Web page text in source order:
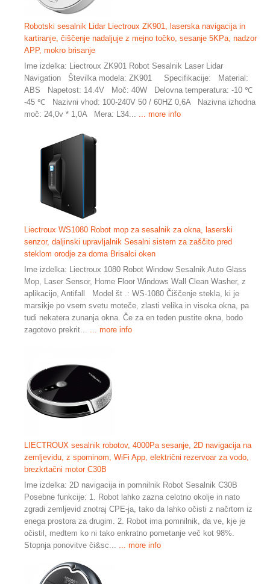
Robotski sesalnik Lidar Liectroux ZK901, laserska navigacija in
kartiranje, čiščenje nadaljuje z mejno točko, sesanje 5KPa, nadzor
APP, mokro brisanje
Ime izdelka: Liectroux ZK901 Robot Sesalnik Laser Lidar
Navigation Številka modela: ZK901 Specifikacije: Material:
ABS Napetost: 14.4V Moč: 40W Delovna temperatura: -10 ℃
-45 ℃ Nazivni vhod: 100-240V 50 / 60HZ 0,6A Nazivna izhodna
moč: 24,0v * 1,0A Mera: L34...
... more info
Liectroux WS1080 Robot mop za sesalnik za okna, laserski
senzor, daljinski upravljalnik Sesalni sistem za zaščito pred
steklom orodje za doma Brisalci oken
Ime izdelka: Liectroux 1080 Robot Window Sesalnik Auto Glass
Mop, Laser Sensor, Home Floor Windows Wall Clean Washer, z
aplikacijo, Antifall Model št .: WS-1080 Čiščenje stekla, ki je
marsikje po vsem svetu moteče, zlasti velika in visoka okna, pa
tudi nekatera zunanja okna. Če za en teden pustite okna, bodo
zagotovo prekrit...
... more info
LIECTROUX sesalnik robotov, 4000Pa sesanje, 2D navigacija na
zemljevidu, z spominom, WiFi App, električni rezervoar za vodo,
brezkrtačni motor C30B
Ime izdelka: 2D navigacija in pomnilnik Robot Sesalnik C30B
Posebne funkcije: 1. Robot lahko zazna celotno okolje in nato
zgradi zemljevid znotraj CPE-ja, tako da lahko očisti z načrtom iz
enega prostora za drugim. 2. Robot ima pomnilnik, da ve, kje je
očistil, medtem ko ni tako enkratno pometanje več kot 98%.
Stopnja ponovitve či&sc...
... more info